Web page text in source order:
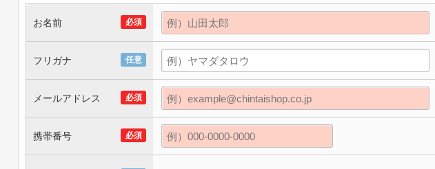
必須
お名前
任意
フリガナ
必須
メールアドレス
必須
携帯番号